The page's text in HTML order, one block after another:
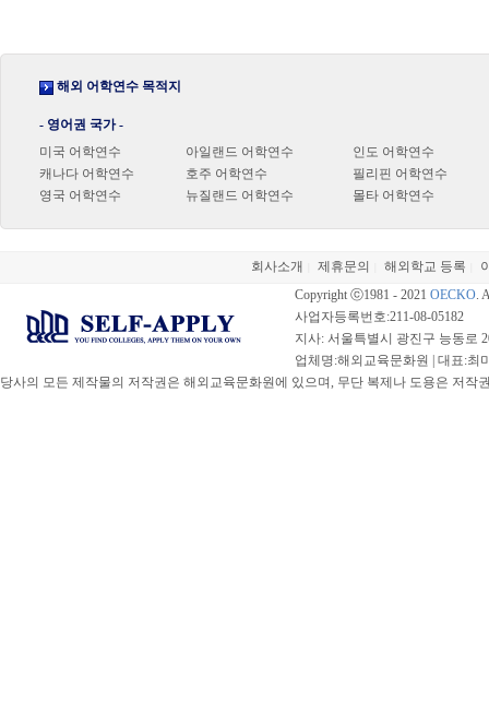
해외 어학연수 목적지
- 영어권 국가 -
미국 어학연수
캐나다 어학연수
영국 어학연수
아일랜드 어학연수
호주 어학연수
뉴질랜드 어학연수
인도 어학연수
필리핀 어학연수
몰타 어학연수
회사소개 제휴문의 해외학교 등록
Copyright ⓒ1981 - 2021 OECKO.
사업자등록번호:211-08-05182
지사: 서울특별시 광진구 능동로
업체명:해외교육문화원 | 대표:최
당사의 모든 제작물의 저작권은 해외교육문화원에 있으며, 무단 복제나 도용은 저